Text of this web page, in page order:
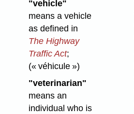
"vehicle"
means a vehicle
as defined in
The Highway
Traffic Act;
(« véhicule »)
"veterinarian"
means an
individual who is